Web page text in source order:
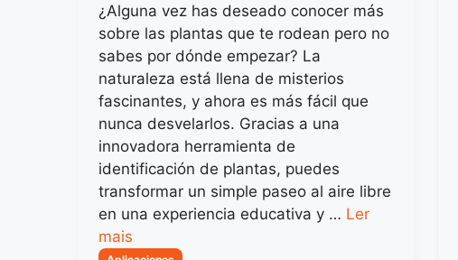
¿Alguna vez has deseado conocer más
sobre las plantas que te rodean pero no
sabes por dónde empezar? La
naturaleza está llena de misterios
fascinantes, y ahora es más fácil que
nunca desvelarlos. Gracias a una
innovadora herramienta de
identificación de plantas, puedes
transformar un simple paseo al aire libre
en una experiencia educativa y … Ler
mais
Categorias